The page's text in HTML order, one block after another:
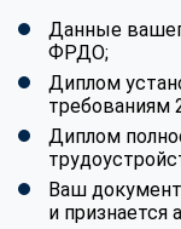
Данные
ФРДО;
Диплом
требованиям
Диплом
Ваш
и